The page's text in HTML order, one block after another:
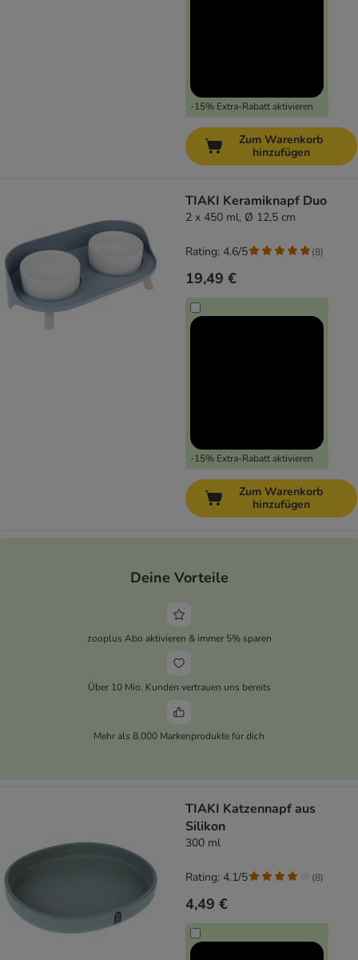
-15% Extra-Rabatt aktivieren
Zum Warenkorb
hinzufügen
TIAKI Keramiknapf Duo
2 x 450 ml, Ø 12,5 cm
19,49 €
-15% Extra-Rabatt aktivieren
Rating: 4.6/5 (8)
Zum Warenkorb
hinzufügen
Deine Vorteile
zooplus Abo aktivieren & immer 5% sparen
Über 10 Mio. Kunden vertrauen uns bereits
Mehr als 8.000 Markenprodukte für dich
TIAKI Katzennapf aus
Silikon
300 ml
4,49 €
Rating: 4.1/5 (8)